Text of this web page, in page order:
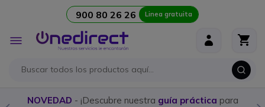
900 80 26 26 Linea gratuita
Toggle
Nav
NOVEDAD - ¡Descubre nuestra guía práctica para